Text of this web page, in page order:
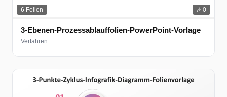
6 Folien 0
3-Ebenen-Prozessablauffolien-PowerPoint-Vorlage
Verfahren